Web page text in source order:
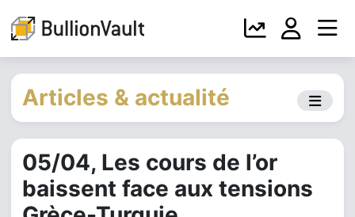
Articles & actualité
05/04, Les cours de l’or
baissent face aux tensions